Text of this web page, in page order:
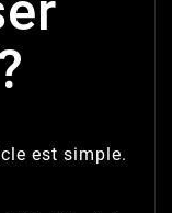
est simple.